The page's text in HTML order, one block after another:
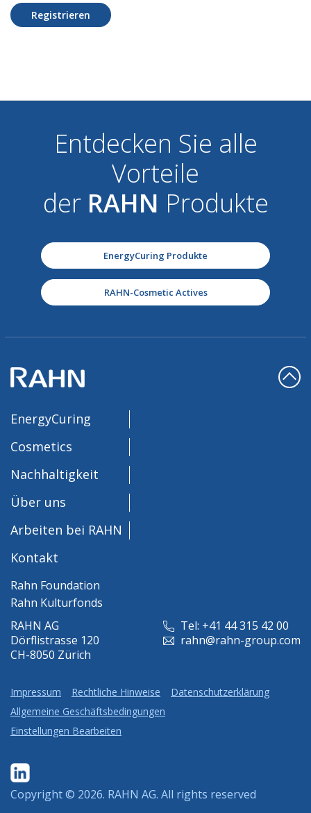
Registrieren
Entdecken Sie alle
Vorteile
der RAHN Produkte
EnergyCuring Produkte
RAHN-Cosmetic Actives
RAHN AG
Dörflistrasse 120
CH-8050 Zürich
Tel: +41 44 315 42 00
rahn@rahn-group.com
EnergyCuring
Cosmetics
Nachhaltigkeit
Über uns
Arbeiten bei RAHN
Kontakt
Rahn Foundation
Rahn Kulturfonds
Impressum Rechtliche Hinweise
Datenschutzerklärung
Allgemeine Geschäftsbedingungen
Einstellungen Bearbeiten
Copyright © 2026. RAHN AG. All rights reserved